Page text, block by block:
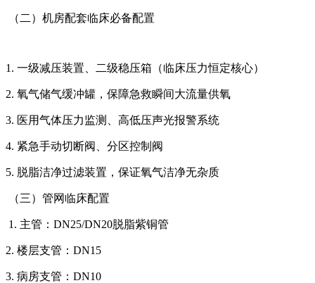
（二）机房配套临床必备配置
1. 一级减压装置、二级稳压箱（临床压力恒定核心）
2. 氧气储气缓冲罐，保障急救瞬间大流量供氧
3. 医用气体压力监测、高低压声光报警系统
4. 紧急手动切断阀、分区控制阀
5. 脱脂洁净过滤装置，保证氧气洁净无杂质
（三）管网临床配置
1. 主管：DN25/DN20脱脂紫铜管
2. 楼层支管：DN15
3. 病房支管：DN10